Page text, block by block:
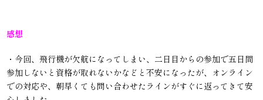
感想
・今回、飛行機が欠航になってしまい、二日目からの参加で五日間
参加しないと資格が取れないかなどと不安になったが、オンライン
での対応や、朝早くても問い合わせたラインがすぐに返ってきて安